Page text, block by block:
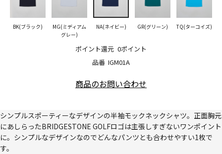
品番 IGM01A
ポイント還元 0ポイント
BK(ブラック)
MG(ミディアム
グレー)
NA(ネイビー) GR(グリーン) TQ(ターコイズ)
商品のお問い合わせ
シンプルスポーティーなデザインの半袖モックネックシャツ。正面胸元
にあしらったBRIDGESTONE GOLFロゴは主張しすぎないワンポイント
に。シンプルなデザインなのでどんなパンツとも合わせやすい1枚で
す。